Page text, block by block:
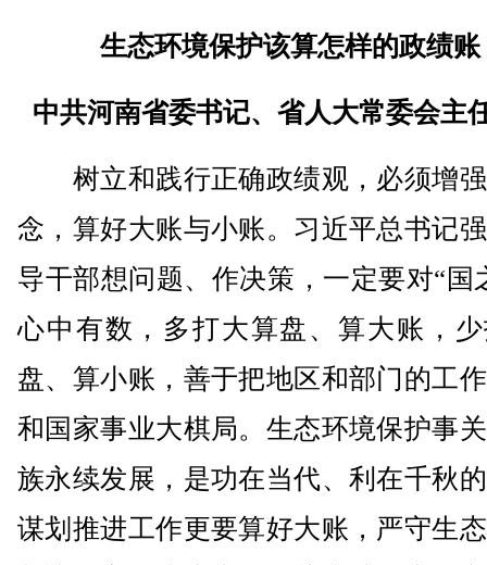
生态环境保护该算怎样的政绩账
中共河南省委书记、省人大常委会主
树立和践行正确政绩观，必须增
念，算好大账与小账。习近平总书记
导干部想问题、作决策，一定要对“国
心中有数，多打大算盘、算大账，
盘、算小账，善于把地区和部门的工
和国家事业大棋局。生态环境保护事
族永续发展，是功在当代、利在千秋
谋划推进工作更要算好大账，严守生